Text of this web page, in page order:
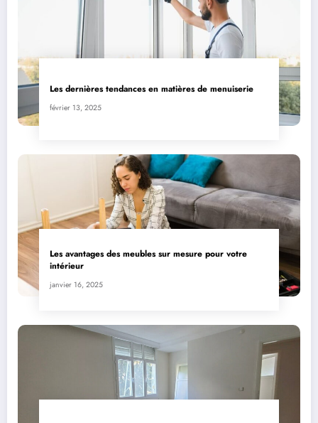
Les dernières tendances en matières de menuiserie
février 13, 2025
Les avantages des meubles sur mesure pour votre
intérieur
janvier 16, 2025